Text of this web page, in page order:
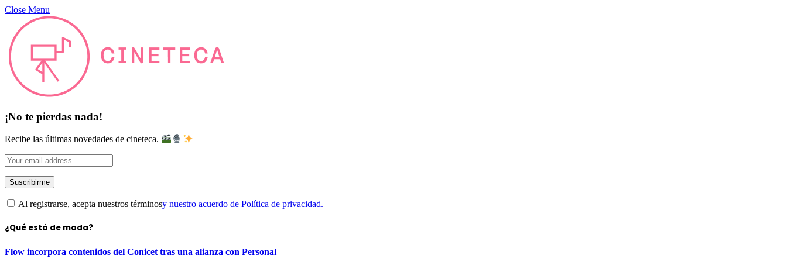
Close Menu
¡No te pierdas nada!
Recibe las últimas novedades de cineteca.
Al registrarse, acepta nuestros términosy nuestro acuerdo de Política de privacidad.
¿Qué está de moda?
Flow incorpora contenidos del Conicet tras una alianza con Personal